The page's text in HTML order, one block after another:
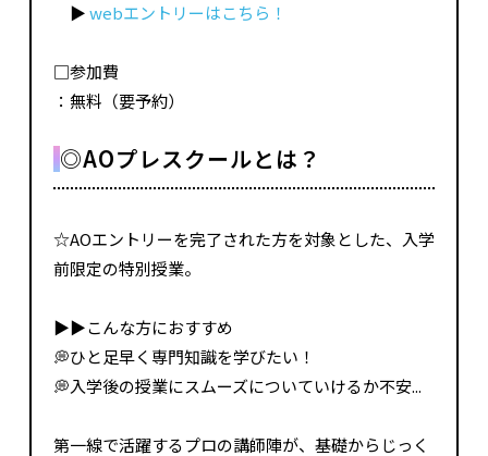
▶webエントリーはこちら！
□参加費
：無料（要予約）
◎AOプレスクールとは？
☆AOエントリーを完了された方を対象とした、入学
前限定の特別授業。
▶▶こんな方におすすめ
💭ひと足早く専門知識を学びたい！
💭入学後の授業にスムーズについていけるか不安...
第一線で活躍するプロの講師陣が、基礎からじっく